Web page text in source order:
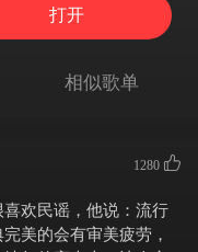
我
生长
打开
相似歌单
1280
欢民谣，他说：流行
美的会有审美疲劳，